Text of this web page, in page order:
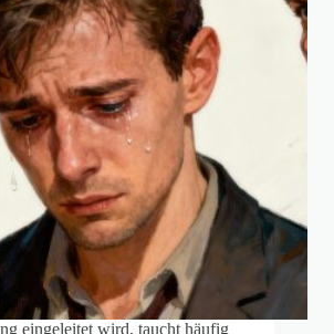
eingeleitet wird, taucht häufig